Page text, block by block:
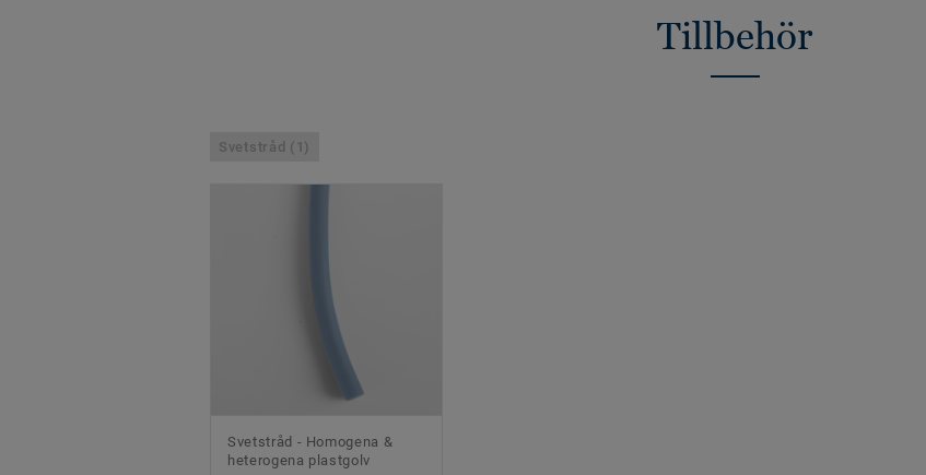
Tillbehör
Svetstråd (1)
Svetstråd - Homogena &
heterogena plastgolv